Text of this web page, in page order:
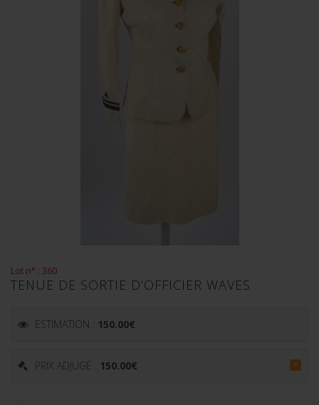
Lot n° : 360
TENUE DE SORTIE D’OFFICIER WAVES
ESTIMATION : 150.00€
PRIX ADJUGÉ : 150.00€ =